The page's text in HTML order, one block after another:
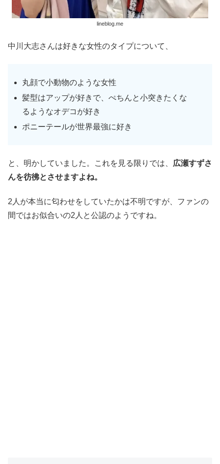
lineblog.me
中川大志さんは好きな女性のタイプについて、
丸顔で小動物のような女性
髪型はアップが好きで、ぺちんと小突きたくな
るようなオデコが好き
ポニーテールが世界最強に好き
と、明かしていました。これを見る限りでは、 広瀬すずさ
んを彷彿とさせますよね。
2人が本当に匂わせをしていたかは不明ですが、ファンの
間ではお似合いの2人と公認のようですね。